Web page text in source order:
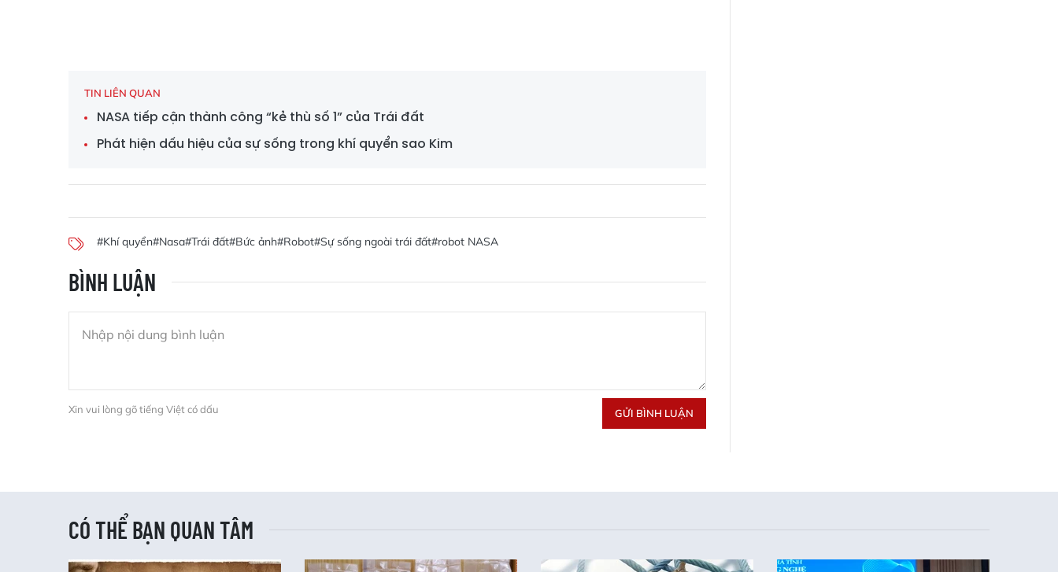
TIN LIÊN QUAN
NASA tiếp cận thành công “kẻ thù số 1” của Trái đất
Phát hiện dấu hiệu của sự sống trong khí quyển sao Kim
#Khí quyển#Nasa#Trái đất#Bức ảnh#Robot#Sự sống ngoài trái đất#robot NASA
BÌNH LUẬN
Xin vui lòng gõ tiếng Việt có dấu GỬI BÌNH LUẬN
CÓ THỂ BẠN QUAN TÂM